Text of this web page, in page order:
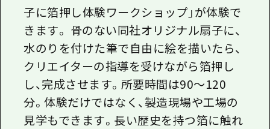
子に箔押し体験ワークショップ」が体験で
きます。 骨のない同社オリジナル扇子に、
水のりを付けた筆で自由に絵を描いたら、
クリエイターの指導を受けながら箔押し
し、完成させます。所要時間は90～120
分。体験だけではなく、製造現場や工場の
見学もできます。長い歴史を持つ箔に触れ